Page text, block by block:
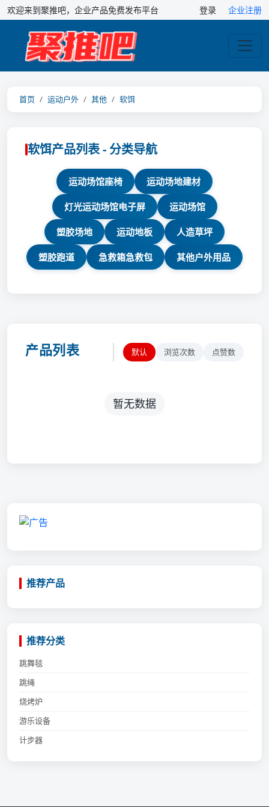
欢迎来到聚推吧，企业产品免费发布平台 登录 企业注册
首页 运动户外 其他 软饵
软饵产品列表 - 分类导航
运动场馆座椅 运动场地建材
灯光运动场馆电子屏 运动场馆
塑胶场地 运动地板 人造草坪
塑胶跑道 急救箱急救包 其他户外用品
产品列表 默认 浏览次数 点赞数
暂无数据
推荐产品
推荐分类
跳舞毯
跳绳
烧烤炉
游乐设备
计步器